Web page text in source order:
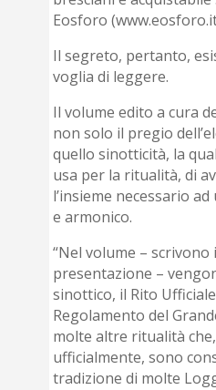
Eosforo
Il segreto, pertanto,
voglia di leggere.
Il volume edito a cura
non solo il pregio
quello sinotticità, la
usa per la ritualità, di
l’insieme necessario
e armonico.
“Nel volume –
presentazione –
sinottico, il Rito
Regolamento del
molte altre ritualità
ufficialmente, sono
tradizione di molte